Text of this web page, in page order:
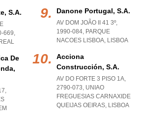
S.a.
669,
De
,
Danone Portugal, S.a.
AV DOM JOÃO II 41 3º,
1990-084, PARQUE
NACOES LISBOA, LISBOA
Acciona
Construcción, S.a.
AV DO FORTE 3 PISO 1A,
2790-073, UNIAO
FREGUESIAS CARNAXIDE
QUEIJAS OEIRAS, LISBOA